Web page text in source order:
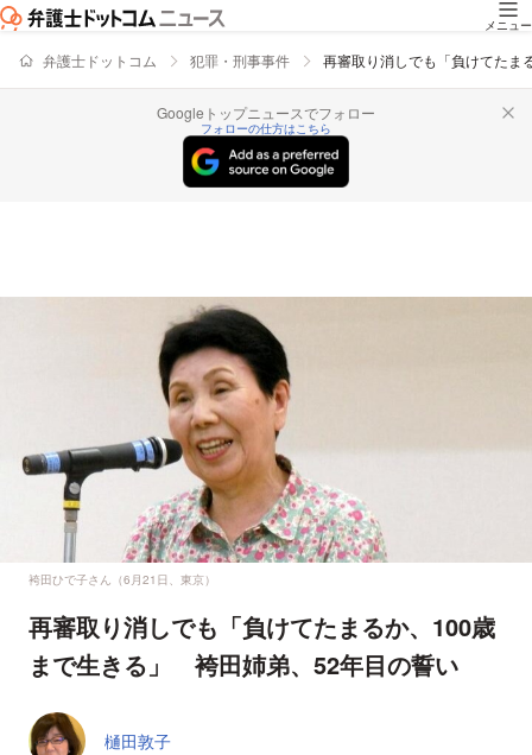
メニュー
弁護士ドットコム 犯罪・刑事事件 再審取り消しでも「負けてた
Googleトップニュースでフォロー
フォローの仕方はこちら
袴田ひで子さん（6月21日、東京）
再審取り消しでも「負けてたまるか、100歳
まで生きる」 袴田姉弟、52年目の誓い
樋田敦子